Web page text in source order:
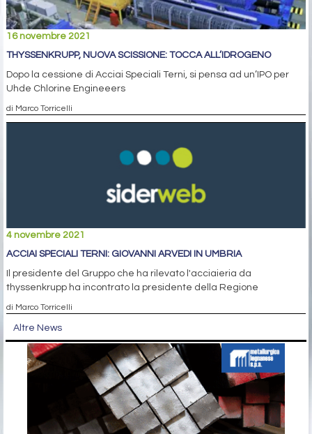
16 novembre 2021
THYSSENKRUPP, NUOVA SCISSIONE: TOCCA ALL’IDROGENO
Dopo la cessione di Acciai Speciali Terni, si pensa ad un’IPO per
Uhde Chlorine Engineeers
di Marco Torricelli
4 novembre 2021
ACCIAI SPECIALI TERNI: GIOVANNI ARVEDI IN UMBRIA
Il presidente del Gruppo che ha rilevato l'acciaieria da
thyssenkrupp ha incontrato la presidente della Regione
di Marco Torricelli
Altre News